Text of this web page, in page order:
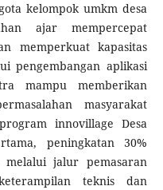
kelompok umkm desa
ajar mempercepat
memperkuat kapasitas
pengembangan aplikasi
mampu memberikan
masyarakat
innovillage Desa
peningkatan 30%
jalur pemasaran
teknis dan